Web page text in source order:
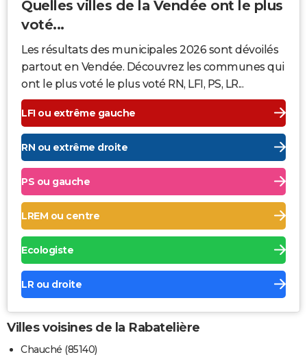
Quelles villes de la Vendée ont le plus
voté...
Les résultats des municipales 2026 sont dévoilés
partout en Vendée. Découvrez les communes qui
ont le plus voté le plus voté RN, LFI, PS, LR...
LFI ou extrême gauche
RN ou extrême droite
PS ou gauche
LREM ou centre
Ecologiste
LR ou droite
Villes voisines de la Rabatelière
Chauché (85140)